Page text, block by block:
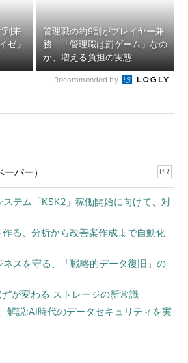
到来
ゼ」
管理職の約9割がプレイヤー兼
務 「管理職は罰ゲーム」なの
か、増える負担の実態
Recommended by
パー） PR
テム「KSK2」稼働開始に向けて、対
る、分析から改善案作成まで自動化
スを守る、「戦略的データ復旧」の
”が変わる ストレージの新常識
解説:AI時代のデータセキュリティを実